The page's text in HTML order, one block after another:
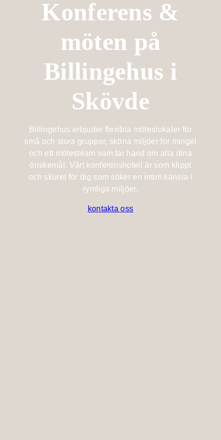
Lotus
member
Billingehus
Mat &
Dryck
Träning &
Retreat
Familj
Evenemang
Köp
presentkort
Medlemskap
Spa med
barn
À la carte
Bistromeny
After work
Vin & dryck
Boka bord
event
Kongress- &
eventhall
Bröllop
Lokaler
Aktiviteter
förfrågan
Berget
Upptäck
Skaraborg
Evenemangskalender
Konferens &
möten på
Billingehus i
Skövde
Billingehus erbjuder flexibla möteslokaler för
små och stora grupper, sköna miljöer för mingel
och ett mötesteam som tar hand om alla dina
önskemål. Vårt konferenshotell är som klippt
och skuret för dig som söker en intim känsla i
rymliga miljöer.
kontakta oss